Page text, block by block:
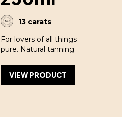
13 carats
For lovers of all things
pure. Natural tanning.
VIEW PRODUCT